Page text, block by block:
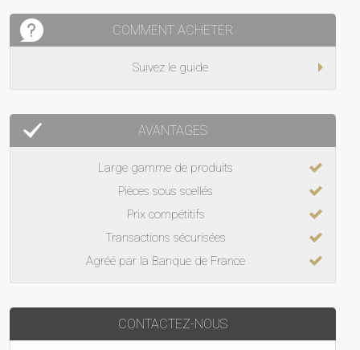
COMMENT ACHETER
Suivez le guide
AVANTAGES
Large gamme de produits
Pièces sous scellés
Prix compétitifs
Transactions sécurisées
Agréé par la Banque de France
CONTACTEZ-NOUS